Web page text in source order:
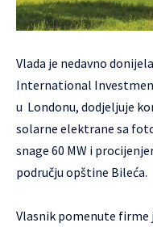
Vlada je nedavno
International
u Londonu, dodjeljuje
solarne elektrane sa
snage 60 MW i
području opštine Bileća.
Vlasnik pomenute firme